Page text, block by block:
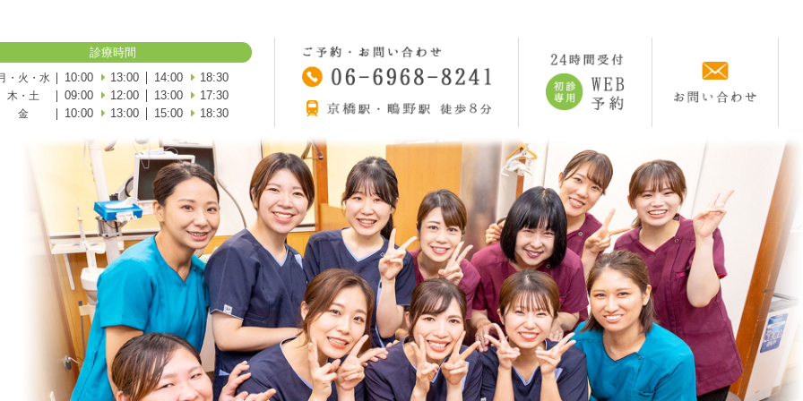
診療時間
・火・水 10:00 13:00 14:00 18:30
木・土 09:00 12:00 13:00 17:30
金 10:00 13:00 15:00 18:30